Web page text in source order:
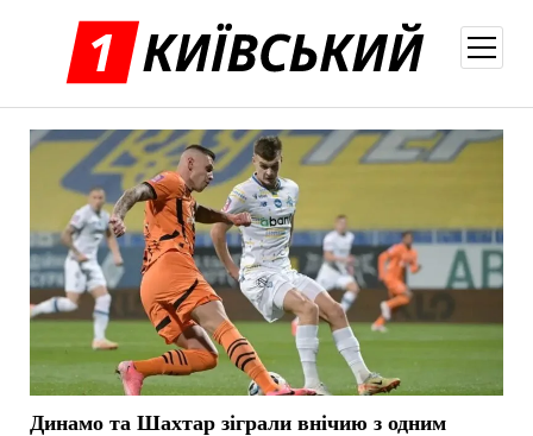
меню
Динамо та Шахтар зіграли внічию з одним